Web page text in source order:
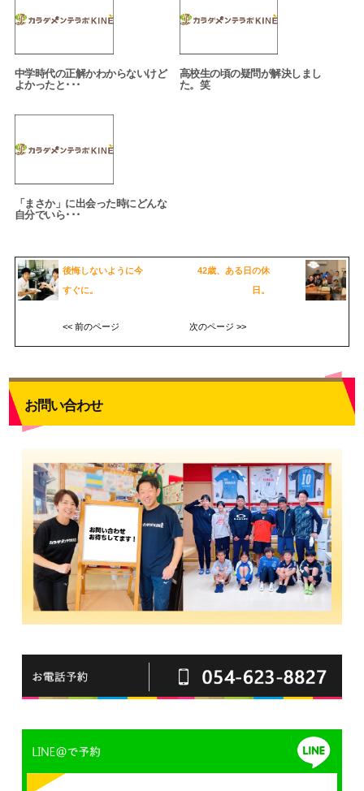
中学時代の正解かわからないけど
よかったと･･･
高校生の頃の疑問が解決しまし
た。笑
「まさか」に出会った時にどんな
自分でいら･･･
後悔しないように今
すぐに。
<< 前のページ
42歳、ある日の休
日。
次のページ >>
お問い合わせ